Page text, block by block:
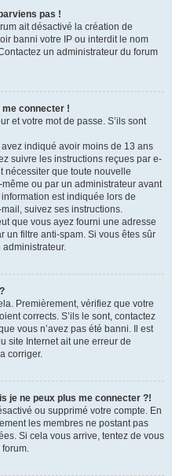
pas !
ait désactivé la création de
banni votre IP ou interdit le nom
un administrateur du forum
connecter !
et votre mot de passe. S’ils sont
indiqué avoir moins de 13 ans
suivre les instructions reçues par e-
nécessiter que toute nouvelle
ou par un administrateur avant
est indiquée lors de
suivez ses instructions.
que vous ayez fourni une adresse
un filtre anti-spam. Si vous êtes sûr
administrateur.
Premièrement, vérifiez que votre
corrects. S’ils le sont, contactez
vous n’avez pas été banni. Il est
site Internet ait une erreur de
corriger.
je ne peux plus me connecter ?!
ou supprimé votre compte. En
les membres ne postant pas
Si cela vous arrive, tentez de vous